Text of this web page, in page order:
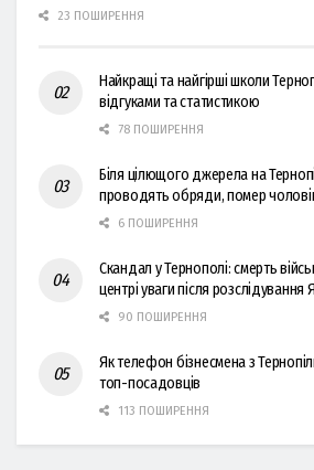
23 ПОШИРЕННЯ
Найкращі та найгірші школи
відгуками та статистикою
78 ПОШИРЕННЯ
Біля цілющого джерела на
проводять обряди, помер
6 ПОШИРЕННЯ
Скандал у Тернополі: смерть
центрі уваги після розслідування
90 ПОШИРЕННЯ
Як телефон бізнесмена з
топ-посадовців
113 ПОШИРЕННЯ